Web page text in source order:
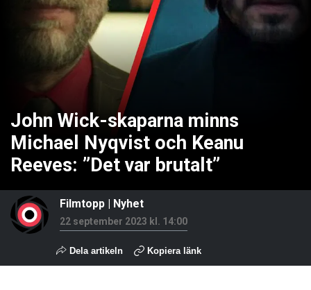
John Wick-skaparna minns
Michael Nyqvist och Keanu
Reeves: ”Det var brutalt”
Filmtopp Nyhet
22 september 2023 kl. 14:00
Dela artikeln Kopiera länk